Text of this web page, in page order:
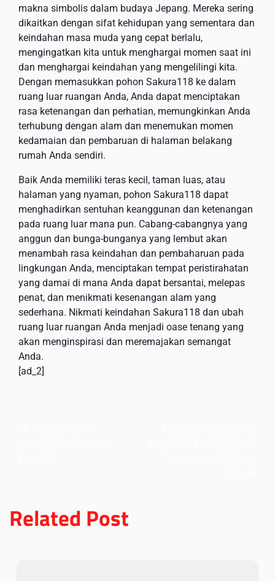
makna simbolis dalam budaya Jepang. Mereka sering
dikaitkan dengan sifat kehidupan yang sementara dan
keindahan masa muda yang cepat berlalu,
mengingatkan kita untuk menghargai momen saat ini
dan menghargai keindahan yang mengelilingi kita.
Dengan memasukkan pohon Sakura118 ke dalam
ruang luar ruangan Anda, Anda dapat menciptakan
rasa ketenangan dan perhatian, memungkinkan Anda
terhubung dengan alam dan menemukan momen
kedamaian dan pembaruan di halaman belakang
rumah Anda sendiri.
Baik Anda memiliki teras kecil, taman luas, atau
halaman yang nyaman, pohon Sakura118 dapat
menghadirkan sentuhan keanggunan dan ketenangan
pada ruang luar mana pun. Cabang-cabangnya yang
anggun dan bunga-bunganya yang lembut akan
menambah rasa keindahan dan pembaharuan pada
lingkungan Anda, menciptakan tempat peristirahatan
yang damai di mana Anda dapat bersantai, melepas
penat, dan menikmati kesenangan alam yang
sederhana. Nikmati keindahan Sakura118 dan ubah
ruang luar ruangan Anda menjadi oase tenang yang
akan menginspirasi dan meremajakan semangat
Anda.
[ad_2]
Related Post